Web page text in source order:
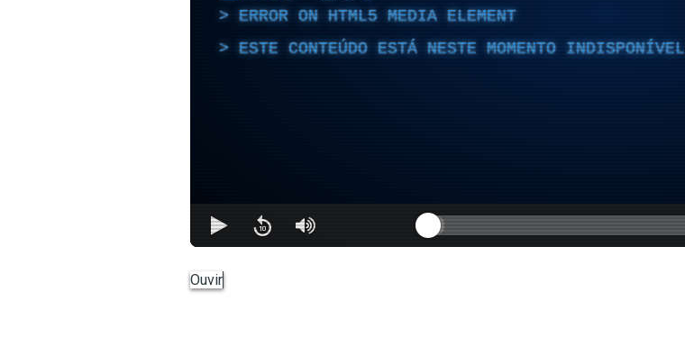
ERROR ON HTML5 MEDIA ELEMENT
ESTE CONTEÚDO ESTÁ NESTE MOMENTO INDISPONÍVEL
Ouvir